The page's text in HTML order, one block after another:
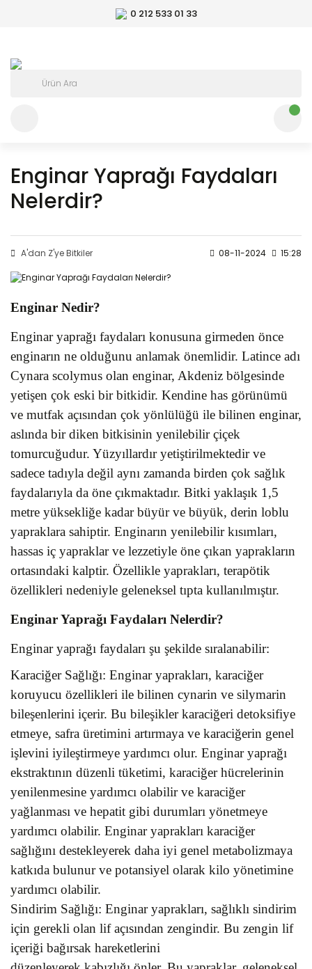
0 212 533 01 33
Enginar Yaprağı Faydaları
Nelerdir?
A'dan Z'ye Bitkiler 08-11-2024 15:28
Enginar Nedir?
Enginar yaprağı faydaları konusuna girmeden önce
enginarın ne olduğunu anlamak önemlidir. Latince adı
Cynara scolymus olan enginar, Akdeniz bölgesinde
yetişen çok eski bir bitkidir. Kendine has görünümü
ve mutfak açısından çok yönlülüğü ile bilinen enginar,
aslında bir diken bitkisinin yenilebilir çiçek
tomurcuğudur. Yüzyıllardır yetiştirilmektedir ve
sadece tadıyla değil aynı zamanda birden çok sağlık
faydalarıyla da öne çıkmaktadır. Bitki yaklaşık 1,5
metre yüksekliğe kadar büyür ve büyük, derin loblu
yapraklara sahiptir. Enginarın yenilebilir kısımları,
hassas iç yapraklar ve lezzetiyle öne çıkan yaprakların
ortasındaki kalptir. Özellikle yaprakları, terapötik
özellikleri nedeniyle geleneksel tıpta kullanılmıştır.
Enginar Yaprağı Faydaları Nelerdir?
Enginar yaprağı faydaları şu şekilde sıralanabilir:
Karaciğer Sağlığı: Enginar yaprakları, karaciğer
koruyucu özellikleri ile bilinen cynarin ve silymarin
bileşenlerini içerir. Bu bileşikler karaciğeri detoksifiye
etmeye, safra üretimini artırmaya ve karaciğerin genel
işlevini iyileştirmeye yardımcı olur. Enginar yaprağı
ekstraktının düzenli tüketimi, karaciğer hücrelerinin
yenilenmesine yardımcı olabilir ve karaciğer
yağlanması ve hepatit gibi durumları yönetmeye
yardımcı olabilir. Enginar yaprakları karaciğer
sağlığını destekleyerek daha iyi genel metabolizmaya
katkıda bulunur ve potansiyel olarak kilo yönetimine
yardımcı olabilir.
Sindirim Sağlığı: Enginar yaprakları, sağlıklı sindirim
için gerekli olan lif açısından zengindir. Bu zengin lif
içeriği bağırsak hareketlerini